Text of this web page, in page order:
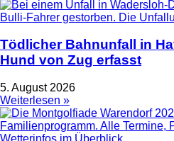
Tödlicher Bahnunfall in
Hund von Zug erfasst
5. August 2026
Weiterlesen »